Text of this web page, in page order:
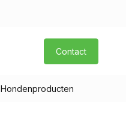
Contact
Hondenproducten